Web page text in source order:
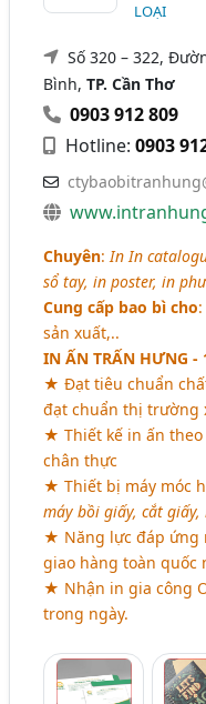
LOẠI
Số 320 – 322,
Bình,TP. Cần Thơ
0903 912 809
Hotline:0903
Chuyên:In In
sổ tay, in poster, in
Cung cấp bao bì cho
sản xuất,..
IN ẤN TRẤN HƯNG -
★ Đạt tiêu chuẩn
đạt chuẩn thị trường
★ Thiết kế in ấn theo
chân thực
★ Thiết bị máy móc
máy bồi giấy, cắt giấy,
★ Năng lực đáp ứng
giao hàng toàn quốc
★ Nhận in gia công
trong ngày.